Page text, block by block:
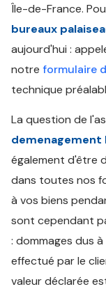
Île-de-France.
bureaux
aujourd'hui :
notre formulaire
technique
La question de
demenagement
également d'être
dans toutes nos
à vos biens
sont cependant
: dommages dus
effectué par le
valeur déclarée